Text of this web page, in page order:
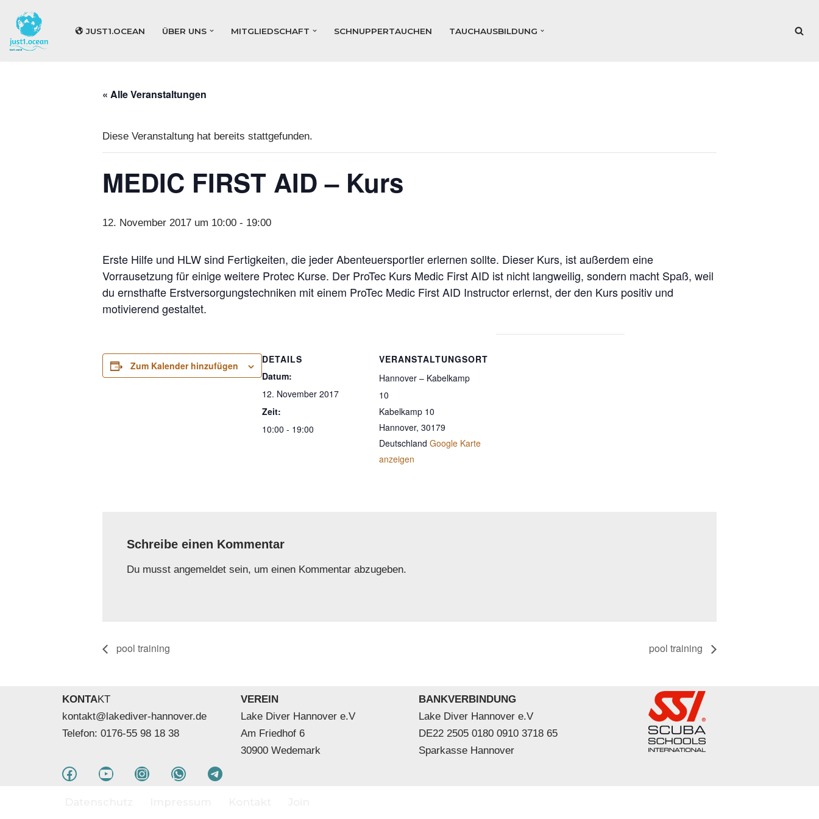
Zum
Inhalt
JUST1.OCEAN ÜBER UNS MITGLIEDSCHAFT SCHNUPPERTAUCHEN TAUCHAUSBILDUNG
« Alle Veranstaltungen
Diese Veranstaltung hat bereits stattgefunden.
MEDIC FIRST AID – Kurs
12. November 2017 um 10:00 - 19:00
Erste Hilfe und HLW sind Fertigkeiten, die jeder Abenteuersportler erlernen sollte. Dieser Kurs, ist außerdem eine
Vorrausetzung für einige weitere Protec Kurse. Der ProTec Kurs Medic First AID ist nicht langweilig, sondern macht Spaß, weil
du ernsthafte Erstversorgungstechniken mit einem ProTec Medic First AID Instructor erlernst, der den Kurs positiv und
motivierend gestaltet.
Zum Kalender hinzufügen
DETAILS
Datum:
12. November 2017
Zeit:
10:00 - 19:00
VERANSTALTUNGSORT
Hannover – Kabelkamp
10
Kabelkamp 10
Hannover, 30179
Deutschland Google Karte
anzeigen
Schreibe einen Kommentar
Du musst angemeldet sein, um einen Kommentar abzugeben.
pool training pool training
KONTAKT
kontakt@lakediver-hannover.de
Telefon: 0176-55 98 18 38
VEREIN
Lake Diver Hannover e.V
Am Friedhof 6
30900 Wedemark
BANKVERBINDUNG
Lake Diver Hannover e.V
DE22 2505 0180 0910 3718 65
Sparkasse Hannover